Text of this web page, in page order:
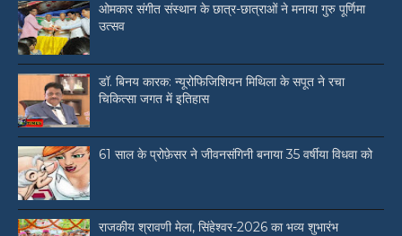
ओमकार संगीत संस्थान के छात्र-छात्राओं ने मनाया गुरु पूर्णिमा
उत्सव
डॉ. बिनय कारक: न्यूरोफिजिशियन मिथिला के सपूत ने रचा
चिकित्सा जगत में इतिहास
61 साल के प्रोफ़ेसर ने जीवनसंगिनी बनाया 35 वर्षीया विधवा को
राजकीय श्रावणी मेला, सिंहेश्वर-2026 का भव्य शुभारंभ